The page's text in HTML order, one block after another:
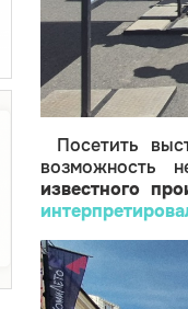
Посетить
возможность
известного